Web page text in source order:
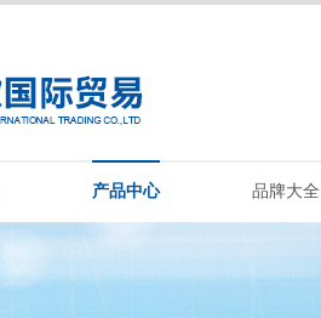
产品中心 品牌大全